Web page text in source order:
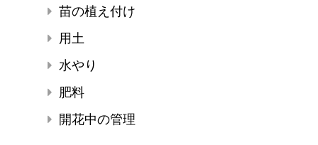
苗の植え付け
用土
水やり
肥料
開花中の管理